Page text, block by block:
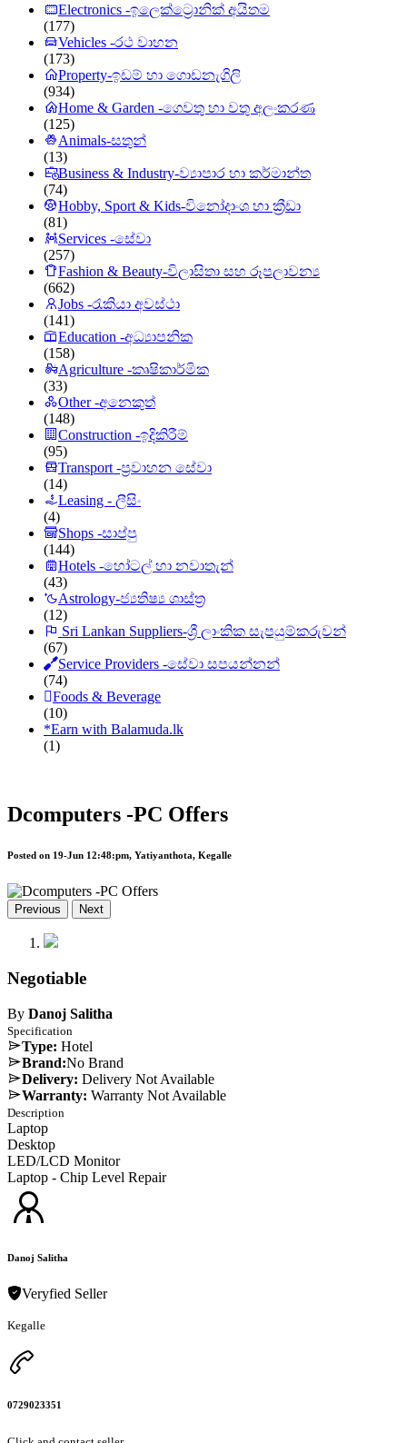
Electronics -ඉලෙක්ට්‍රොනික් අයිතම
(177)
Vehicles -රථ වාහන
(173)
Property-ඉඩම් හා ගොඩනැගිලි
(934)
Home & Garden -ගෙවතු හා වතු අලංකරණ
(125)
Animals-සතුන්
(13)
Business & Industry-ව්‍යාපාර හා කර්මාන්ත
(74)
Hobby, Sport & Kids-විනෝදාංශ හා ක්‍රීඩා
(81)
Services -සේවා
(257)
Fashion & Beauty-විලාසිතා සහ රූපලාවන්‍ය
(662)
Jobs -රැකියා අවස්ථා
(141)
Education -අධ්‍යාපනික
(158)
Agriculture -කෘෂිකාර්මික
(33)
Other -අනෙකුත්
(148)
Construction -ඉදිකිරීම්
(95)
Transport -ප්‍රවාහන සේවා
(14)
Leasing - ලීසිං
(4)
Shops -සාප්පු
(144)
Hotels -හෝටල් හා නවාතැන්
(43)
Astrology-ජ්‍යතිෂ්‍ය ශාස්ත්‍ර
(12)
Sri Lankan Suppliers-ශ්‍රී ලාංකික සැපයුම්කරුවන්
(67)
Service Providers -සේවා සපයන්නන්
(74)
Foods & Beverage
(10)
*Earn with Balamuda.lk
(1)
Dcomputers -PC Offers
Posted on 19-Jun 12:48:pm, Yatiyanthota, Kegalle
Previous Next
Negotiable
By Danoj Salitha
Specification
Type: Hotel
Brand:No Brand
Delivery: Delivery Not Available
Warranty: Warranty Not Available
Description
Laptop
Desktop
LED/LCD Monitor
Laptop - Chip Level Repair
Danoj Salitha
Veryfied Seller
Kegalle
0729023351